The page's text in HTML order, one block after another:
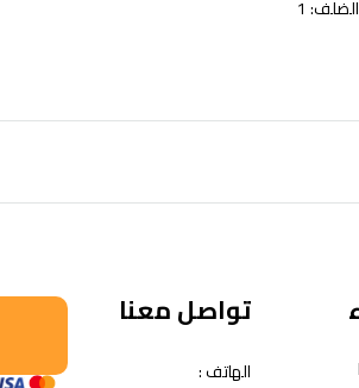
تواصل معنا
الهاتف :